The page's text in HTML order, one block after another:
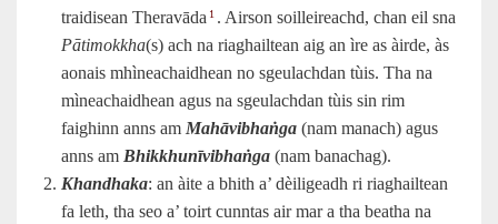
traidisean Theravāda 1 . Airson soilleireachd, chan eil sna
Pātimokkha(s) ach na riaghailtean aig an ìre as àirde, às
aonais mhìneachaidhean no sgeulachdan tùis. Tha na
mìneachaidhean agus na sgeulachdan tùis sin rim
faighinn anns am Mahāvibhaṅga (nam manach) agus
anns am Bhikkhunīvibhaṅga (nam banachag).
Khandhaka: an àite a bhith a’ dèiligeadh ri riaghailtean
fa leth, tha seo a’ toirt cunntas air mar a tha beatha na